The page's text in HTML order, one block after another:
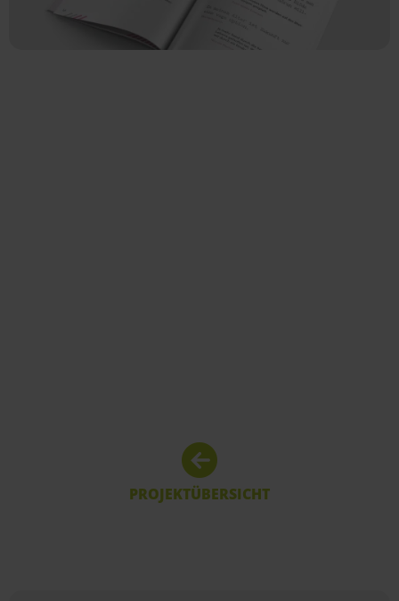
PROJEKTÜBERSICHT